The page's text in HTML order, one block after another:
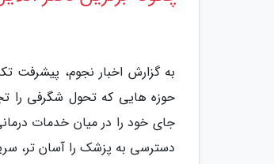
به گزارش اخبار نجوم، پیشرفت
حوزه هایی که تحول شگرفی را
جای خود را در میان خدمات
دسترسی به پزشک را آسان تر،